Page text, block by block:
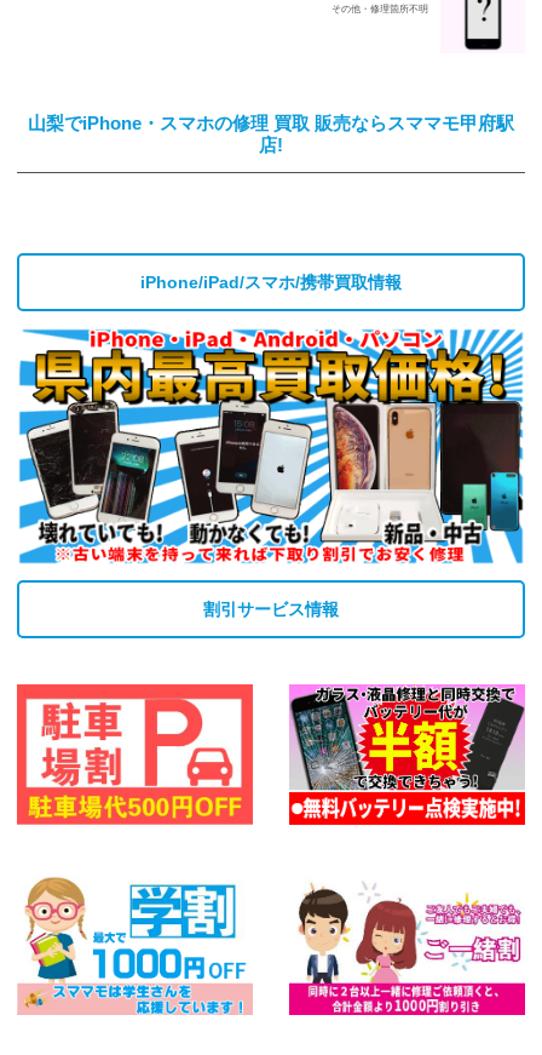
その他・修理箇所不明
山梨でiPhone・スマホの修理 買取 販売ならスママモ甲府駅
店!
iPhone/iPad/スマホ/携帯買取情報
割引サービス情報